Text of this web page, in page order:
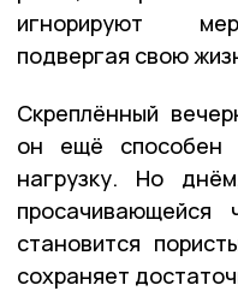
игнорируют
подвергая свою
Скреплённый
он ещё способен
нагрузку. Но
становится
сохраняет